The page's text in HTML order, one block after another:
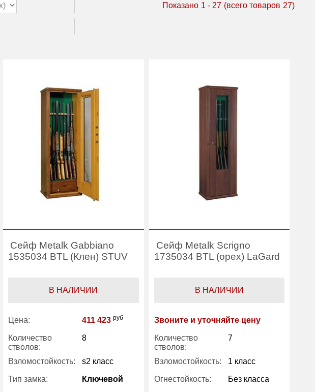
Показано 1 - 27 (всего товаров 27)
Сейф Metalk Gabbiano
1535034 BTL (Клен) STUV
В НАЛИЧИИ
Цена: 411 423 руб
Количество
стволов:
8
Взломостойкость: s2 класс
Тип замка: Ключевой
Сейф Metalk Scrigno
1735034 BTL (орех) LaGard
В НАЛИЧИИ
Звоните и уточняйте цену
Количество
стволов:
7
Взломостойкость: 1 класс
Огнестойкость: Без класса